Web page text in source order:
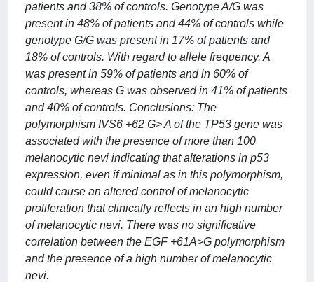
patients and 38% of controls. Genotype A/G was
present in 48% of patients and 44% of controls while
genotype G/G was present in 17% of patients and
18% of controls. With regard to allele frequency, A
was present in 59% of patients and in 60% of
controls, whereas G was observed in 41% of patients
and 40% of controls. Conclusions: The
polymorphism IVS6 +62 G> A of the TP53 gene was
associated with the presence of more than 100
melanocytic nevi indicating that alterations in p53
expression, even if minimal as in this polymorphism,
could cause an altered control of melanocytic
proliferation that clinically reflects in an high number
of melanocytic nevi. There was no significative
correlation between the EGF +61A>G polymorphism
and the presence of a high number of melanocytic
nevi.